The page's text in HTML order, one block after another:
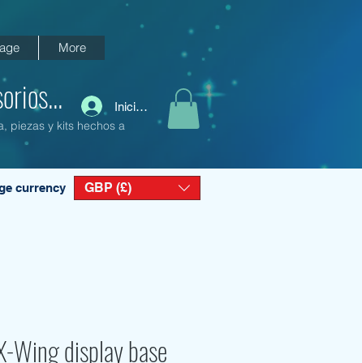
More
Iniciar sesión
piezas y kits hechos a
currency GBP (£)
Wing display base